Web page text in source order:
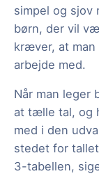
simpel og sjov
børn, der vil
kræver, at
arbejde med.
Når man leger
at tælle tal, og
med i den
stedet for
3-tabellen,